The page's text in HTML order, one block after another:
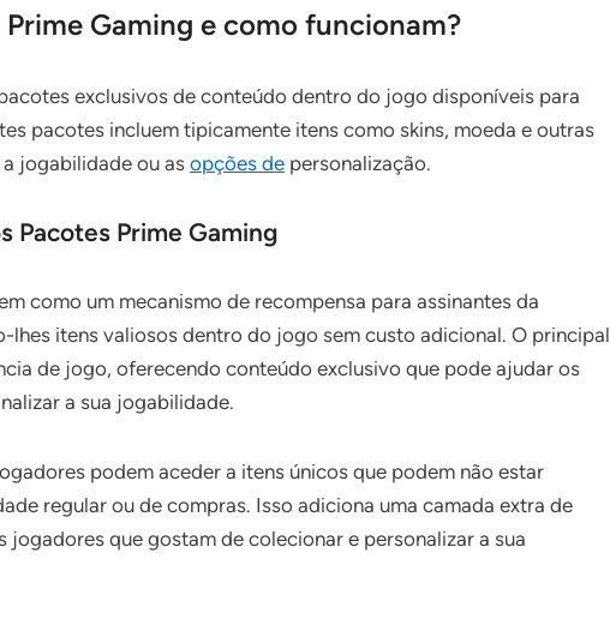
Prime Gaming e como funcionam?
exclusivos de conteúdo dentro do jogo disponíveis para
pacotes incluem tipicamente itens como skins, moeda e outras
jogabilidade ou asopções de personalização.
Pacotes Prime Gaming
como um mecanismo de recompensa para assinantes da
lhes itens valiosos dentro do jogo sem custo adicional. O principal
de jogo, oferecendo conteúdo exclusivo que pode ajudar os
a sua jogabilidade.
podem aceder a itens únicos que podem não estar
regular ou de compras. Isso adiciona uma camada extra de
jogadores que gostam de colecionar e personalizar a sua